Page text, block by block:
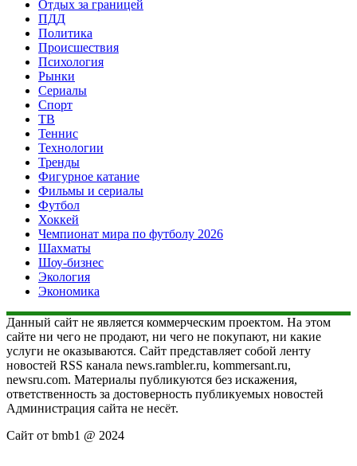
Отдых за границей
ПДД
Политика
Происшествия
Психология
Рынки
Сериалы
Спорт
ТВ
Теннис
Технологии
Тренды
Фигурное катание
Фильмы и сериалы
Футбол
Хоккей
Чемпионат мира по футболу 2026
Шахматы
Шоу-бизнес
Экология
Экономика
Данный сайт не является коммерческим проектом. На этом
сайте ни чего не продают, ни чего не покупают, ни какие
услуги не оказываются. Сайт представляет собой ленту
новостей RSS канала news.rambler.ru, kommersant.ru,
newsru.com. Материалы публикуются без искажения,
ответственность за достоверность публикуемых новостей
Администрация сайта не несёт.
Сайт от bmb1 @ 2024